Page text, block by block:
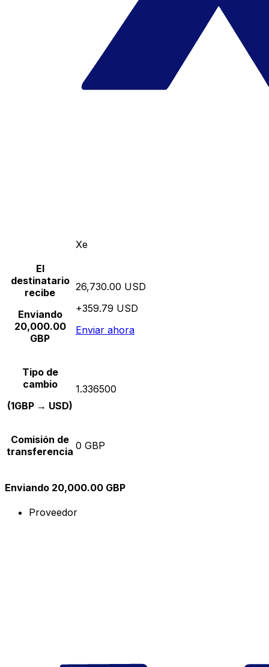
Xe
El
destinatario
recibe
Enviando
20,000.00
GBP
26,730.00 USD
+359.79 USD
Enviar ahora
Tipo de
cambio
(1GBP → USD)
1.336500
Comisión de
transferencia 0 GBP
Enviando 20,000.00 GBP
Proveedor